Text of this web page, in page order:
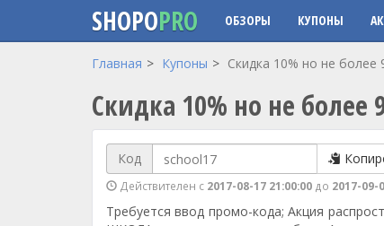
Перейти к основному содержанию
SHOPOPRO ОБЗОРЫ КУПОНЫ
Главная Купоны Скидка 10% но не более
Скидка 10% но не более
Код
Действителен с 2017-08-17 21:00:00 до 2017-09-
Требуется ввод промо-кода; Акция